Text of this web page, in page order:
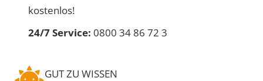
kostenlos!
24/7 Service: 0800 34 86 72 3
GUT ZU WISSEN